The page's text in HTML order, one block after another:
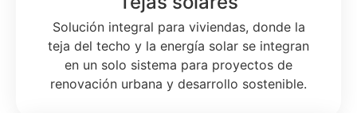
Solución integral para viviendas, donde la
teja del techo y la energía solar se integran
en un solo sistema para proyectos de
renovación urbana y desarrollo sostenible.